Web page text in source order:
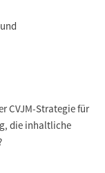
CVJM-Strategie für
die inhaltliche